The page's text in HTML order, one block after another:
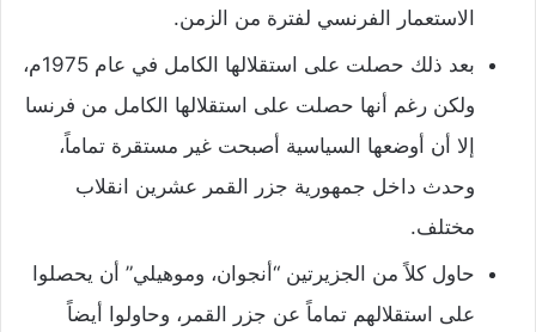
الاستعمار الفرنسي لفترة من الزمن.
بعد ذلك حصلت على استقلالها الكامل في عام 1975م،
ولكن رغم أنها حصلت على استقلالها الكامل من فرنسا
إلا أن أوضعها السياسية أصبحت غير مستقرة تماماً،
وحدث داخل جمهورية جزر القمر عشرين انقلاب
مختلف.
حاول كلاً من الجزيرتين “أنجوان، وموهيلي” أن يحصلوا
على استقلالهم تماماً عن جزر القمر، وحاولوا أيضاً